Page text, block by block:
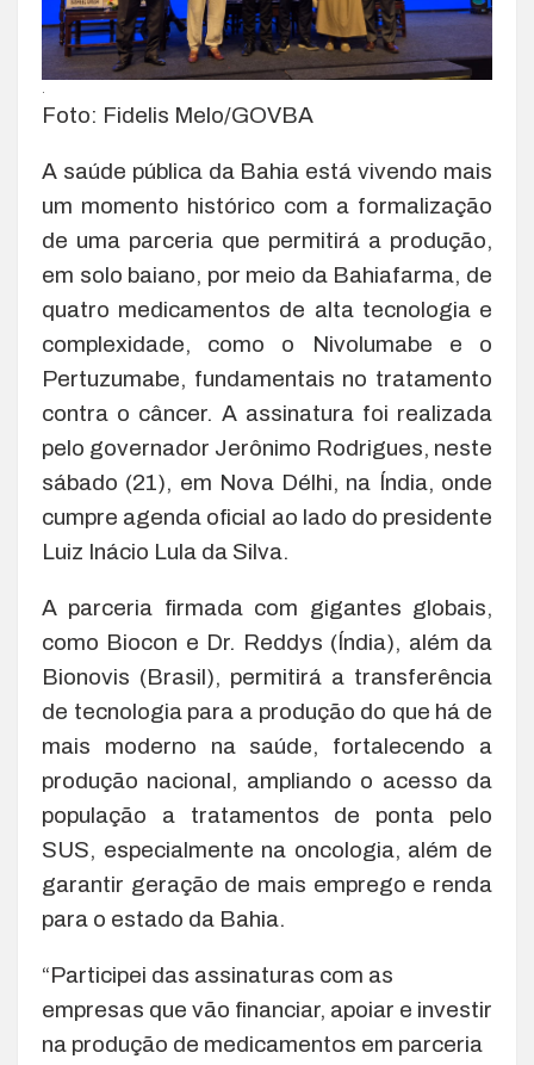
.
Foto: Fidelis Melo/GOVBA
A saúde pública da Bahia está vivendo mais
um momento histórico com a formalização
de uma parceria que permitirá a produção,
em solo baiano, por meio da Bahiafarma, de
quatro medicamentos de alta tecnologia e
complexidade, como o Nivolumabe e o
Pertuzumabe, fundamentais no tratamento
contra o câncer. A assinatura foi realizada
pelo governador Jerônimo Rodrigues, neste
sábado (21), em Nova Délhi, na Índia, onde
cumpre agenda oficial ao lado do presidente
Luiz Inácio Lula da Silva.
A parceria firmada com gigantes globais,
como Biocon e Dr. Reddys (Índia), além da
Bionovis (Brasil), permitirá a transferência
de tecnologia para a produção do que há de
mais moderno na saúde, fortalecendo a
produção nacional, ampliando o acesso da
população a tratamentos de ponta pelo
SUS, especialmente na oncologia, além de
garantir geração de mais emprego e renda
para o estado da Bahia.
“Participei das assinaturas com as
empresas que vão financiar, apoiar e investir
na produção de medicamentos em parceria